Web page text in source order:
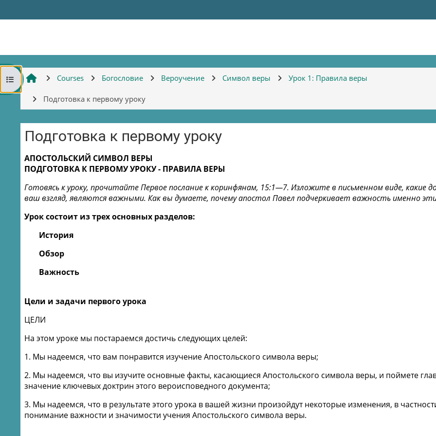
Open course indexCourses Богословие Вероучение Символ веры Урок 1: Правила веры
Подготовка к первому уроку
Подготовка к первому уроку
Completion requirements
АПОСТОЛЬСКИЙ СИМВОЛ ВЕРЫ
ПОДГОТОВКА К ПЕРВОМУ УРОКУ - ПРАВИЛА ВЕРЫ
Готовясь к уроку, прочитайте Первое послание к коринфянам, 15:1—7. Изложите в письменном виде, какие
ваш взгляд, являются важными. Как вы думаете, почему апостол Павел подчеркивает важность именно
Урок состоит из трех основных разделов:
История
Обзор
Важность
Цели и задачи первого урока
ЦЕЛИ
На этом уроке мы постараемся достичь следующих целей:
1. Мы надеемся, что вам понравится изучение Апостольского символа веры;
2. Мы надеемся, что вы изучите основные факты, касающиеся Апостольского символа веры, и поймете
значение ключевых доктрин этого вероисповедного документа;
3. Мы надеемся, что в результате этого урока в вашей жизни произойдут некоторые изменения, в
понимание важности и значимости учения Апостольского символа веры.